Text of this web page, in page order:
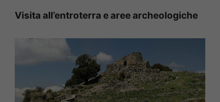
Visita all’entroterra e aree archeologiche